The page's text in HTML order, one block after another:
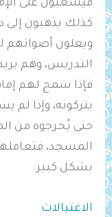
فيشغّبون على
كذلك يذهبون
ويعلون
التدريس، وهم
فإذا سمح لهم
يتركونه، وإذا
حتى يُخرجوه من
المسجد،
بشكل كبير.
الاغتيالات